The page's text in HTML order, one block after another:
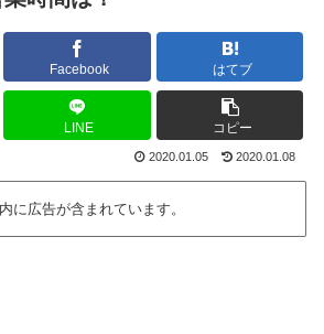
Facebook はてブ
LINE コピー
2020.01.05 2020.01.08
に広告が含まれています。